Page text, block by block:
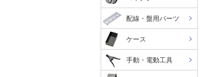
配線・盤用パーツ
ケース
手動・電動工具